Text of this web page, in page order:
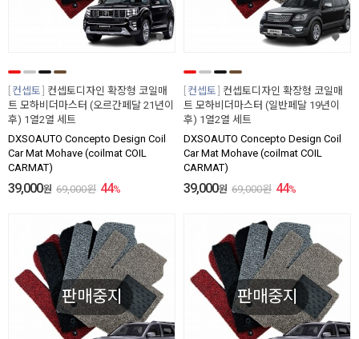
컨셉토
컨셉토디자인 확장형 코일매
트 모하비더마스터 (오르간페달 21년이
후) 1열2열 세트
DXSOAUTO Concepto Design Coil
Car Mat Mohave (coilmat COIL
CARMAT)
39,000원 69,000원 44%
컨셉토
컨셉토디자인 확장형 코일매
트 모하비더마스터 (일반페달 19년이
후) 1열2열 세트
DXSOAUTO Concepto Design Coil
Car Mat Mohave (coilmat COIL
CARMAT)
39,000원 69,000원 44%
판매중지 판매중지